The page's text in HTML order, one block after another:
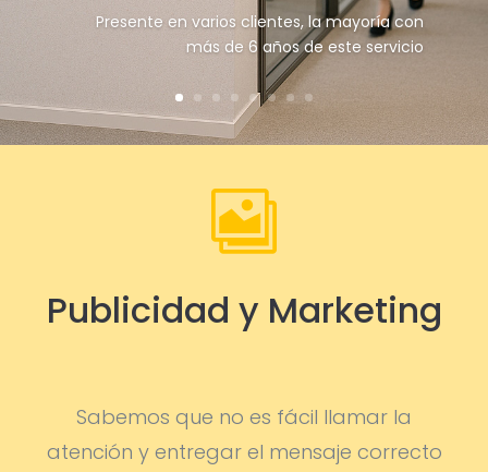
Presente en varios clientes, la mayoría con
más de 6 años de este servicio

Publicidad y Marketing
Sabemos que no es fácil llamar la
atención y entregar el mensaje correcto